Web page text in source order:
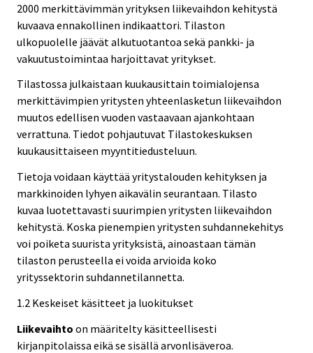
2000 merkittävimmän yrityksen liikevaihdon kehitystä
kuvaava ennakollinen indikaattori. Tilaston
ulkopuolelle jäävät alkutuotantoa sekä pankki- ja
vakuutustoimintaa harjoittavat yritykset.
Tilastossa julkaistaan kuukausittain toimialojensa
merkittävimpien yritysten yhteenlasketun liikevaihdon
muutos edellisen vuoden vastaavaan ajankohtaan
verrattuna. Tiedot pohjautuvat Tilastokeskuksen
kuukausittaiseen myyntitiedusteluun.
Tietoja voidaan käyttää yritystalouden kehityksen ja
markkinoiden lyhyen aikavälin seurantaan. Tilasto
kuvaa luotettavasti suurimpien yritysten liikevaihdon
kehitystä. Koska pienempien yritysten suhdannekehitys
voi poiketa suurista yrityksistä, ainoastaan tämän
tilaston perusteella ei voida arvioida koko
yrityssektorin suhdannetilannetta.
1.2 Keskeiset käsitteet ja luokitukset
Liikevaihto on määritelty käsitteellisesti
kirjanpitolaissa eikä se sisällä arvonlisäveroa.